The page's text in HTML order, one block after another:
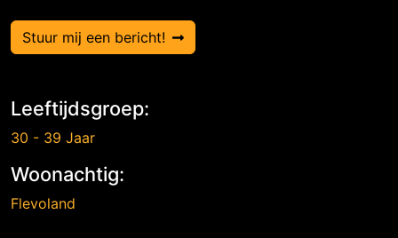
Stuur mij een bericht!
Leeftijdsgroep:
30 - 39 Jaar
Woonachtig:
Flevoland